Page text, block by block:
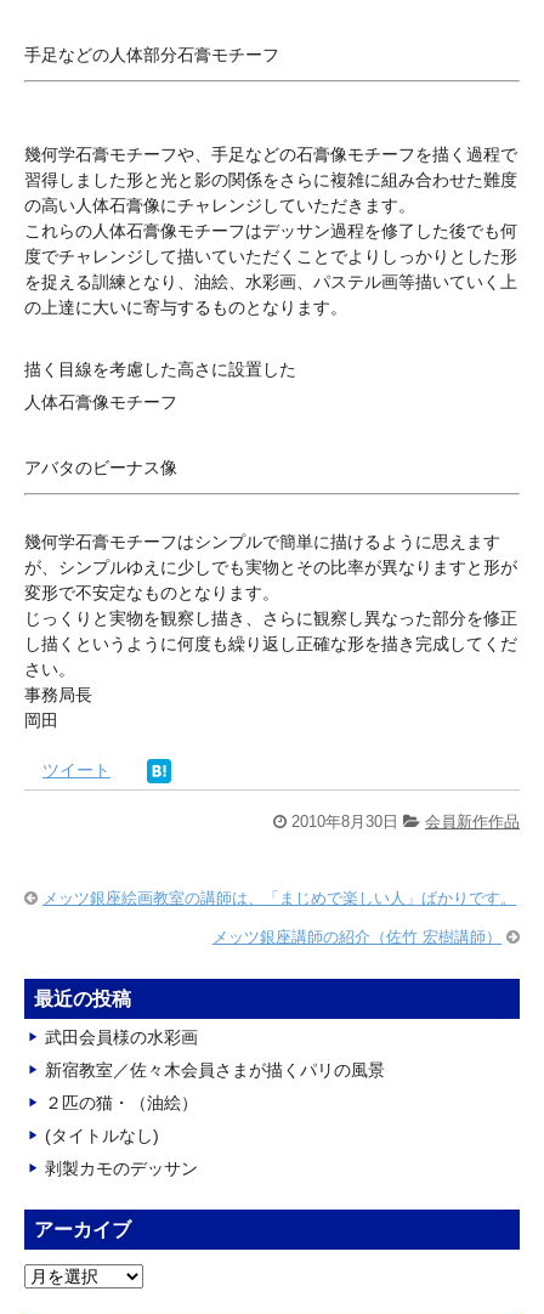
手足などの人体部分石膏モチーフ
幾何学石膏モチーフや、手足などの石膏像モチーフを描く過程で
習得しました形と光と影の関係をさらに複雑に組み合わせた難度
の高い人体石膏像にチャレンジしていただきます。
これらの人体石膏像モチーフはデッサン過程を修了した後でも何
度でチャレンジして描いていただくことでよりしっかりとした形
を捉える訓練となり、油絵、水彩画、パステル画等描いていく上
の上達に大いに寄与するものとなります。
描く目線を考慮した高さに設置した
人体石膏像モチーフ
アバタのビーナス像
幾何学石膏モチーフはシンプルで簡単に描けるように思えます
が、シンプルゆえに少しでも実物とその比率が異なりますと形が
変形で不安定なものとなります。
じっくりと実物を観察し描き、さらに観察し異なった部分を修正
し描くというように何度も繰り返し正確な形を描き完成してくだ
さい。
事務局長
岡田
ツイート
2010年8月30日 会員新作作品
メッツ銀座絵画教室の講師は、「まじめで楽しい人」ばかりです。
メッツ銀座講師の紹介（佐竹 宏樹講師）
最近の投稿
武田会員様の水彩画
新宿教室／佐々木会員さまが描くパリの風景
２匹の猫・（油絵）
(タイトルなし)
剥製カモのデッサン
アーカイブ
ア